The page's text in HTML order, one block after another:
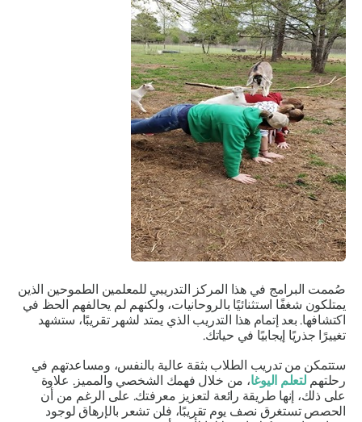
صُممت البرامج في هذا المركز التدريبي للمعلمين الطموحين الذين
يمتلكون شغفًا استثنائيًا بالروحانيات، ولكنهم لم يحالفهم الحظ في
اكتشافها. بعد إتمام هذا التدريب الذي يمتد لشهر تقريبًا، ستشهد
تغييرًا جذريًا إيجابيًا في حياتك.
ستتمكن من تدريب الطلاب بثقة عالية بالنفس، ومساعدتهم في
رحلتهملتعلم اليوغا، من خلال فهمك الشخصي والمميز. علاوة
على ذلك، إنها طريقة رائعة لتعزيز معرفتك. على الرغم من أن
الحصص تستغرق نصف يوم تقريبًا، فلن تشعر بالإرهاق لوجود